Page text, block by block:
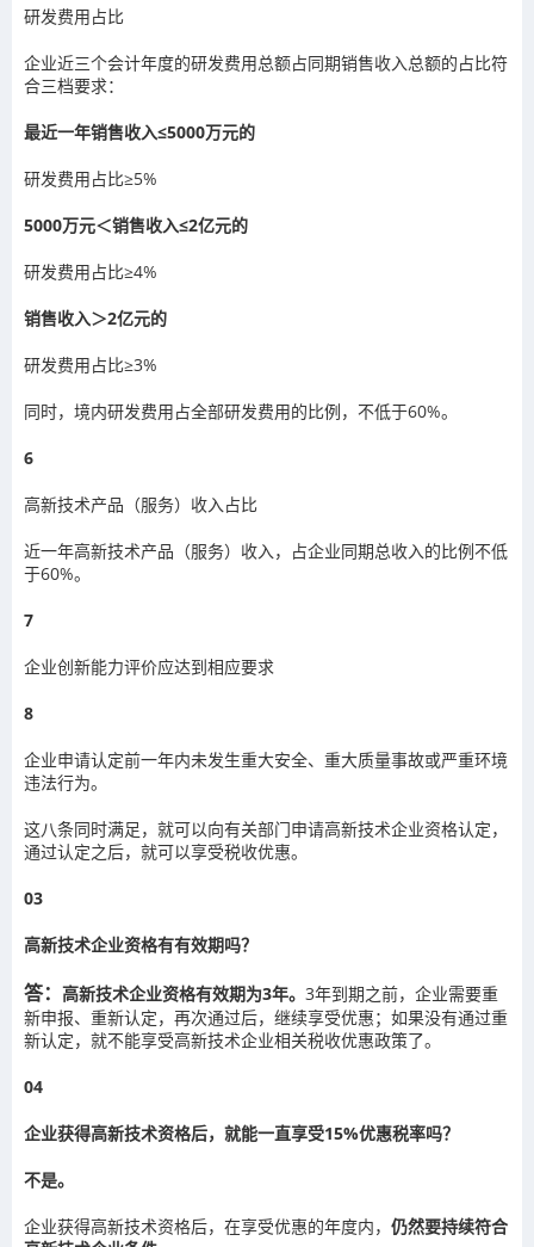
研发费用占比
企业近三个会计年度的研发费用总额占同期销售收入总额的占比符
合三档要求：
最近一年销售收入≤5000万元的
研发费用占比≥5%
5000万元＜销售收入≤2亿元的
研发费用占比≥4%
销售收入＞2亿元的
研发费用占比≥3%
同时，境内研发费用占全部研发费用的比例，不低于60%。
6
高新技术产品（服务）收入占比
近一年高新技术产品（服务）收入，占企业同期总收入的比例不低
于60%。
7
企业创新能力评价应达到相应要求
8
企业申请认定前一年内未发生重大安全、重大质量事故或严重环境
违法行为。
这八条同时满足，就可以向有关部门申请高新技术企业资格认定，
通过认定之后，就可以享受税收优惠。
03
高新技术企业资格有有效期吗？
答： 高新技术企业资格有效期为3年。 3年到期之前，企业需要重
新申报、重新认定，再次通过后，继续享受优惠；如果没有通过重
新认定，就不能享受高新技术企业相关税收优惠政策了。
04
企业获得高新技术资格后，就能一直享受15%优惠税率吗？
不是。
企业获得高新技术资格后，在享受优惠的年度内， 仍然要持续符合